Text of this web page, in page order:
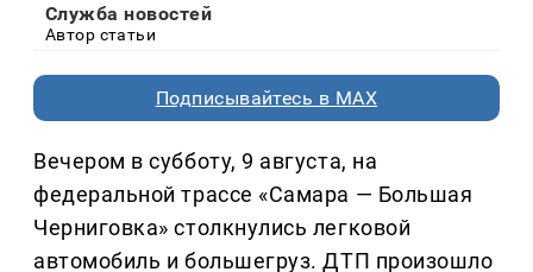
Служба новостей
Автор статьи
Подписывайтесь в MAX
Вечером в субботу, 9 августа, на
федеральной трассе «Самара — Большая
Черниговка» столкнулись легковой
автомобиль и большегруз. ДТП произошло